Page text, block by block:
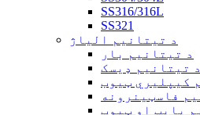
SS316/316L
SS321
د تیتانیم الیاژ
د تیتانیم بار
د تیتانیم ډیسک
کیپلیري ټیوب
فاسټینرونه
پایپ او ټیوب